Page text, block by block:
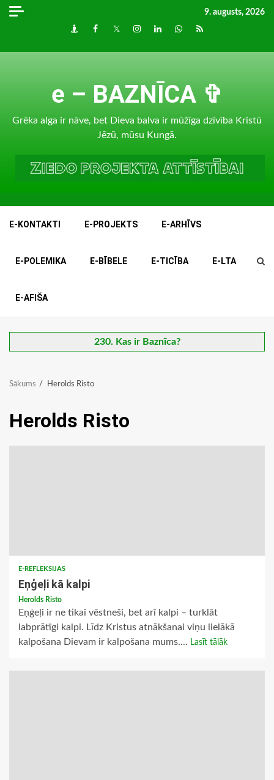
Skip
9. augusts, 2026
DraugiemFacebook
TwitterInstagram
LinkedInwhatsapp
RSS
e – BAZNĪCA ✞
Grēka alga ir nāve, bet Dieva balva ir mūžīga dzīvība Kristū
Jēzū, mūsu Kungā.
E-KONTAKTI E-PROJEKTS E-ARHĪVS
E-POLEMIKA E-BĪBELE E-TICĪBA E-LTA
E-AFIŠA
230. Kas ir Baznīca?
Sākums Herolds Risto
Herolds Risto
E-REFLEKSIJAS
Eņģeļi kā kalpi
Herolds Risto
Eņģeļi ir ne tikai vēstneši, bet arī kalpi – turklāt
labprātīgi kalpi. Līdz Kristus atnākšanai viņu lielākā
kalpošana Dievam ir kalpošana mums.... Lasīt tālāk